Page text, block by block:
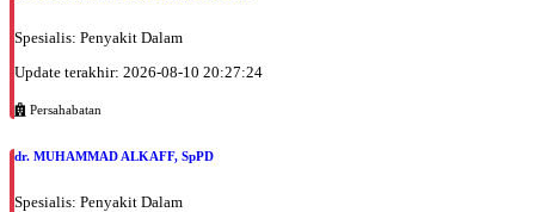
Spesialis: Penyakit Dalam
Update terakhir: 2026-08-10 20:27:24
Persahabatan
dr. MUHAMMAD ALKAFF, SpPD
Spesialis: Penyakit Dalam